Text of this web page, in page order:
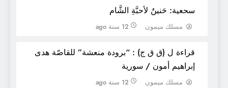
سحعية: حَنينٌ لأحبَّةِ الشَّام
مسلك ميمون 12 سنة ago
قراءة ل (ق ق ج) : “برودة منعشة” للقاصّة هدى
إبراهيم أمون / سورية
مسلك ميمون 12 سنة ago